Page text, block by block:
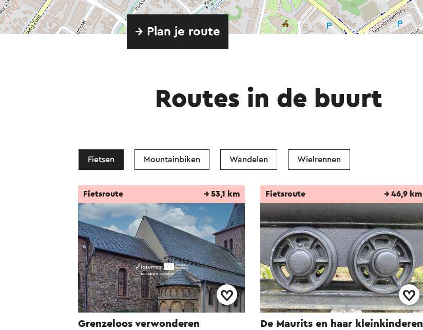
→ Plan je route
Routes in de buurt
Fietsen Mountainbiken Wandelen Wielrennen
Grenzeloos verwonderen
Fietsroute → 53,1 km
De Maurits en haar kleinkinderen
Fietsroute → 46,9 km